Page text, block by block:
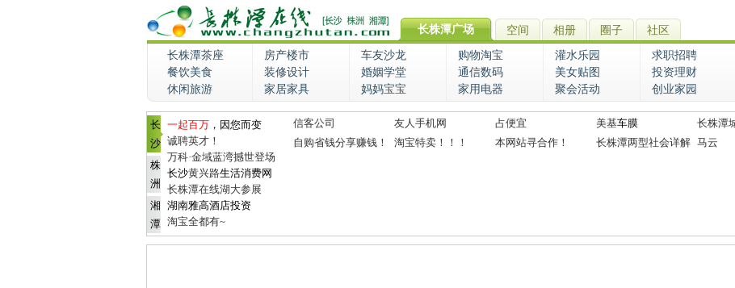
长株潭广场 空间 相册 圈子 社区
长株潭茶座 房产楼市 车友沙龙 购物淘宝 灌水乐园 求职招聘
餐饮美食
装修设计 婚姻学堂 通信数码 美女贴图 投资理财
休闲旅游
家居家具 妈妈宝宝 家用电器 聚会活动 创业家园
长
沙
株
洲
湘
潭
一起百万 ，因您而变
诚聘英才！
万科·金域蓝湾撼世登场
长沙黄兴路生活消费网
长株潭在线湖大参展
湖南雅高酒店投资
淘宝全都有~
信客公司 友人手机网 占便宜 美基车膜
长株潭
自购省钱分享赚钱！
淘宝特卖！！！ 本网站寻合作！ 长株潭两型社会详解 马云